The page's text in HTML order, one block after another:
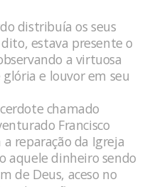
distribuía os seus
estava presente o
a virtuosa
e louvor em seu
chamado
Francisco
reparação da Igreja
aquele dinheiro sendo
de Deus, aceso no